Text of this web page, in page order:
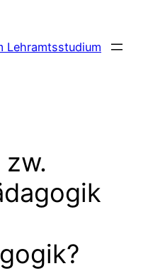
Lehramtsstudium